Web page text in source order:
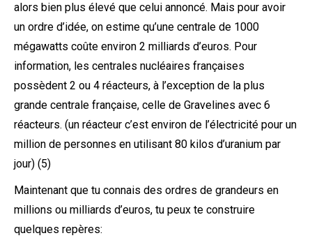
alors bien plus élevé que celui annoncé. Mais pour avoir
un ordre d’idée, on estime qu’une centrale de 1000
mégawatts coûte environ 2 milliards d’euros. Pour
information, les centrales nucléaires françaises
possèdent 2 ou 4 réacteurs, à l’exception de la plus
grande centrale française, celle de Gravelines avec 6
réacteurs. (un réacteur c’est environ de l’électricité pour un
million de personnes en utilisant 80 kilos d’uranium par
jour) (5)
Maintenant que tu connais des ordres de grandeurs en
millions ou milliards d’euros, tu peux te construire
quelques repères: